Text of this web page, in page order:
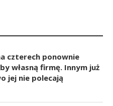
czterech ponownie
własną firmę. Innym już
jej nie polecają